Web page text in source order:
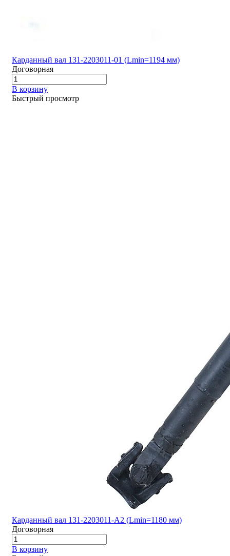
Карданный вал 131-2203011-01 (Lmin=1194 мм)
Договорная
В корзину
Быстрый просмотр
Карданный вал 131-2203011-А2 (Lmin=1180 мм)
Договорная
В корзину